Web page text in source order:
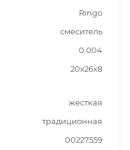
Ringo
смеситель
0.004
20x26x8
жесткая
традиционная
00227559